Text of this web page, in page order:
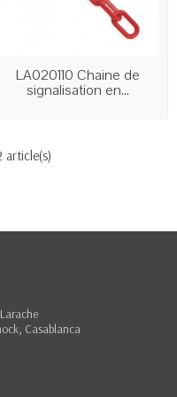
LA020110 Chaine de
signalisation en...
article(s)
Casablanca